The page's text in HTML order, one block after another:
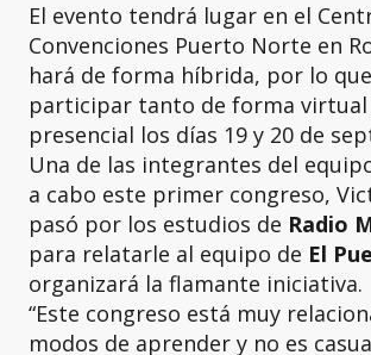
El evento tendrá lugar en el
Convenciones Puerto Norte en
hará de forma híbrida, por lo
participar tanto de forma virtual
presencial los días 19 y 20 de
Una de las integrantes del
a cabo este primer congreso,
pasó por los estudios de Radio
para relatarle al equipo de El
organizará la flamante iniciativa.
“Este congreso está muy
modos de aprender y no es